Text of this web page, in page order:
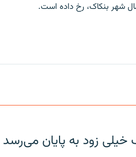
شهر بنکاک، رخ داده است.
زود به پایان می‌رسد